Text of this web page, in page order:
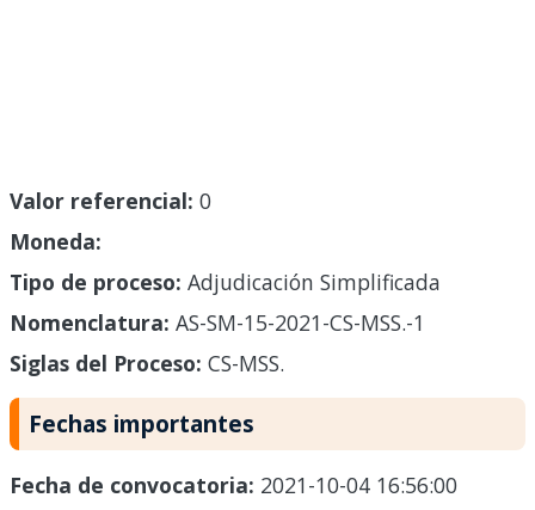
Valor referencial: 0
Moneda:
Tipo de proceso: Adjudicación Simplificada
Nomenclatura: AS-SM-15-2021-CS-MSS.-1
Siglas del Proceso: CS-MSS.
Fechas importantes
Fecha de convocatoria: 2021-10-04 16:56:00